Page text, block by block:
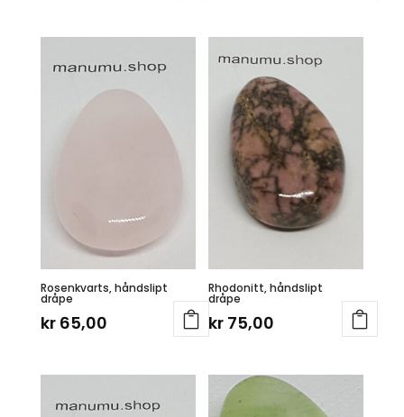
Rosenkvarts, håndslipt
dråpe
kr65,00
Rhodonitt, håndslipt
dråpe
kr 75,00